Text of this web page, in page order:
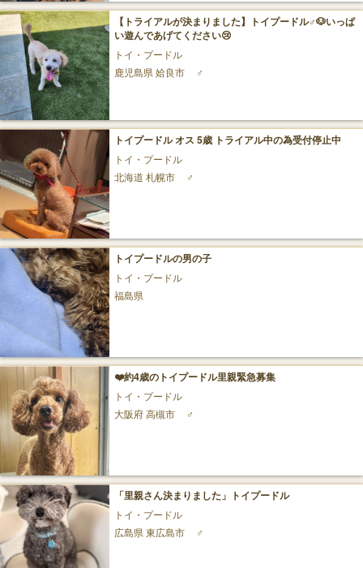
【トライアルが決まりました】トイプードル♂🐶いっぱ
い遊んであげてください😢
トイ・プードル
鹿児島県 姶良市
♂
トイプードル オス 5歳 トライアル中の為受付停止中
トイ・プードル
北海道 札幌市
♂
トイプードルの男の子
トイ・プードル
福島県
❤️約4歳のトイプードル里親緊急募集
トイ・プードル
大阪府 高槻市
♂
「里親さん決まりました」トイプードル
トイ・プードル
広島県 東広島市
♂